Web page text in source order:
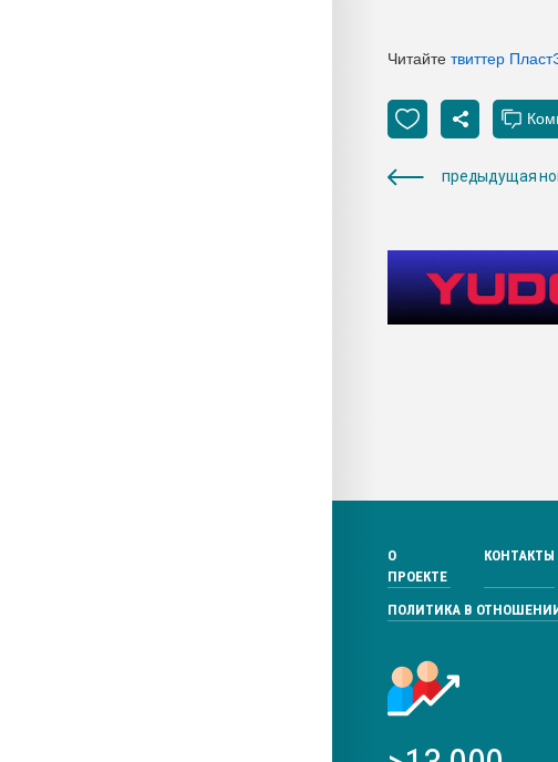
Читайте твиттер
предыдущая
О
ПРОЕКТЕ
КОНТАКТЫ
ПОЛИТИКА В ОТНОШЕНИИ